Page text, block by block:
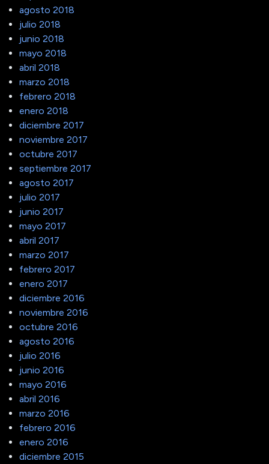
agosto 2018
julio 2018
junio 2018
mayo 2018
abril 2018
marzo 2018
febrero 2018
enero 2018
diciembre 2017
noviembre 2017
octubre 2017
septiembre 2017
agosto 2017
julio 2017
junio 2017
mayo 2017
abril 2017
marzo 2017
febrero 2017
enero 2017
diciembre 2016
noviembre 2016
octubre 2016
agosto 2016
julio 2016
junio 2016
mayo 2016
abril 2016
marzo 2016
febrero 2016
enero 2016
diciembre 2015